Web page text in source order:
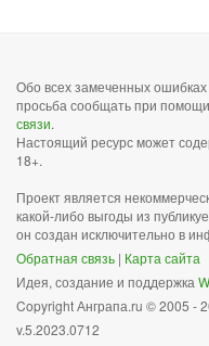
Обо всех замеченных
просьба сообщать при
связи.
Настоящий ресурс может
18+.
Проект является
какой-либо выгоды из
он создан исключительно в
Обратная связь | Карта сайта
Идея, создание и поддержка
Copyright Анграпа.ru © 2005 -
v.5.2023.0712